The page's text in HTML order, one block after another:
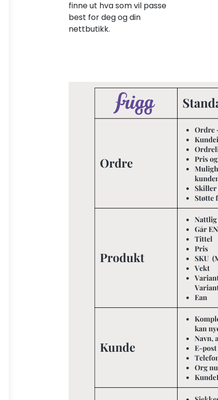
finne ut hva som vil passe
best for deg og din
nettbutikk.